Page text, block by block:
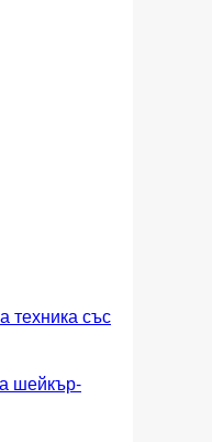
техника със
шейкър-